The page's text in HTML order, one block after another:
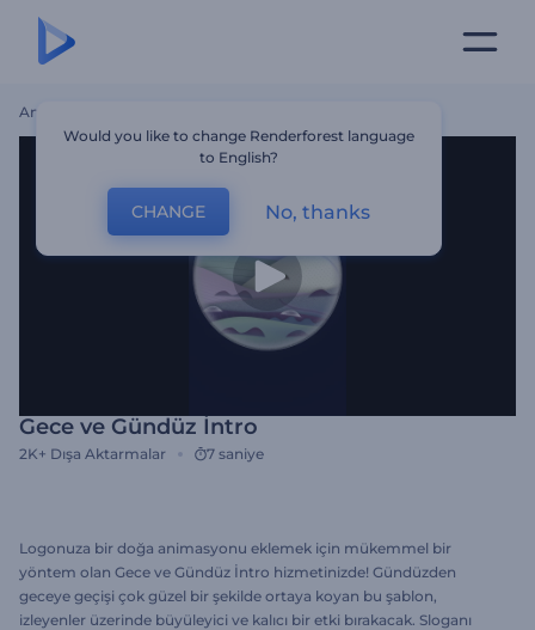
Ana Sayfa
Gece ve Gündüz İntro
2K+ Dışa Aktarmalar 7 saniye
Logonuza bir doğa animasyonu eklemek için mükemmel bir
yöntem olan Gece ve Gündüz İntro hizmetinizde! Gündüzden
geceye geçişi çok güzel bir şekilde ortaya koyan bu şablon,
izleyenler üzerinde büyüleyici ve kalıcı bir etki bırakacak. Sloganı
Would you like to change Renderforest language
to English?
CHANGE No, thanks